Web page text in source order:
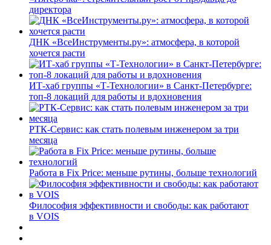
директора
ДНК «ВсеИнструменты.ру»: атмосфера, в которой
хочется расти
ИТ-хаб группы «Т-Технологии» в Санкт-Петербурге:
топ-8 локаций для работы и вдохновения
РТК-Сервис: как стать полевым инженером за три
месяца
Работа в Fix Price: меньше рутины, больше технологий
Философия эффективности и свободы: как работают
в VOIS